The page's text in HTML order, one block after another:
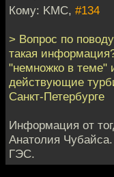
Кому: KMC, #134
> Вопрос по
такая
"немножко в теме"
действующие
Санкт-Петербурге
Информация от
Анатолия
ГЭС.